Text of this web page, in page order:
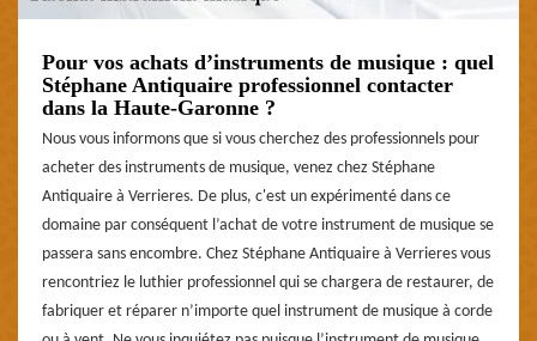
Pour vos achats d’instruments de musique : quel
Stéphane Antiquaire professionnel contacter
dans la Haute-Garonne ?
Nous vous informons que si vous cherchez des professionnels pour
acheter des instruments de musique, venez chez Stéphane
Antiquaire à Verrieres. De plus, c'est un expérimenté dans ce
domaine par conséquent l’achat de votre instrument de musique se
passera sans encombre. Chez Stéphane Antiquaire à Verrieres vous
rencontriez le luthier professionnel qui se chargera de restaurer, de
fabriquer et réparer n’importe quel instrument de musique à corde